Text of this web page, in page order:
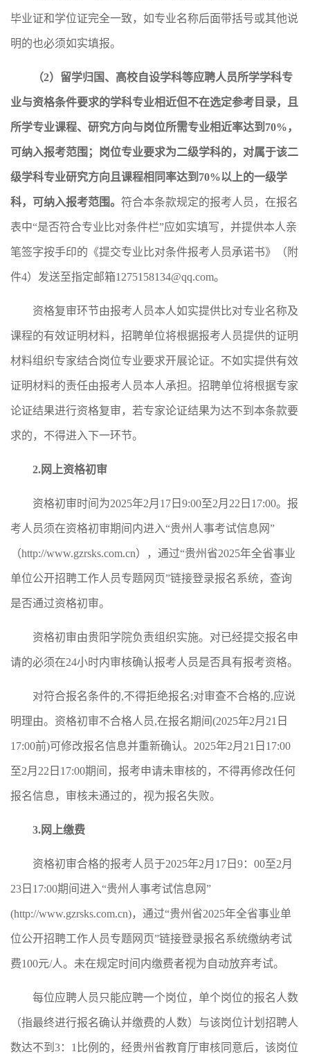
毕业证和学位证完全一致，如专业名称后面带括号或其他说
明的也必须如实填报。
（2）留学归国、高校自设学科等应聘人员所学学科专
业与资格条件要求的学科专业相近但不在选定参考目录，且
所学专业课程、研究方向与岗位所需专业相近率达到 70%，
可纳入报考范围；岗位专业要求为二级学科的，对属于该二
级学科专业研究方向且课程相同率达到 70%以上的一级学
科，可纳入报考范围。 符合本条款规定的报考人员，在报名
表中“是否符合专业比对条件栏”应如实填写，并提供本人亲
笔签字按手印的《提交专业比对条件报考人员承诺书》（附
件4）发送至指定邮箱1275158134@qq.com。
资格复审环节由报考人员本人如实提供比对专业名称及
课程的有效证明材料，招聘单位将根据报考人员提供的证明
材料组织专家结合岗位专业要求开展论证。不如实提供有效
证明材料的责任由报考人员本人承担。招聘单位将根据专家
论证结果进行资格复审，若专家论证结果为达不到本条款要
求的，不得进入下一环节。
2.网上资格初审
资格初审时间为2025年2月17日9:00至2月22日17:00。报
考人员须在资格初审期间内进入“贵州人事考试信息网”
（http://www.gzrsks.com.cn），通过“贵州省2025年全省事业
单位公开招聘工作人员专题网页”链接登录报名系统，查询
是否通过资格初审。
资格初审由贵阳学院负责组织实施。对已经提交报名申
请的必须在24小时内审核确认报考人员是否具有报考资格。
对符合报名条件的,不得拒绝报名;对审查不合格的,应说
明理由。资格初审不合格人员,在报名期间(2025年2月21日
17:00前)可修改报名信息并重新确认。2025年2月21日17:00
至2月22日17:00期间，报考申请未审核的，不得再修改任何
报名信息，审核未通过的，视为报名失败。
3.网上缴费
资格初审合格的报考人员于2025年2月17日9：00至2月
23日17:00期间进入“贵州人事考试信息网”
(http://www.gzrsks.com.cn)，通过“贵州省2025年全省事业单
位公开招聘工作人员专题网页”链接登录报名系统缴纳考试
费100元/人。未在规定时间内缴费者视为自动放弃考试。
每位应聘人员只能应聘一个岗位，单个岗位的报名人数
（指最终进行报名确认并缴费的人数）与该岗位计划招聘人
数达不到3：1比例的，经贵州省教育厅审核同意后，该岗位